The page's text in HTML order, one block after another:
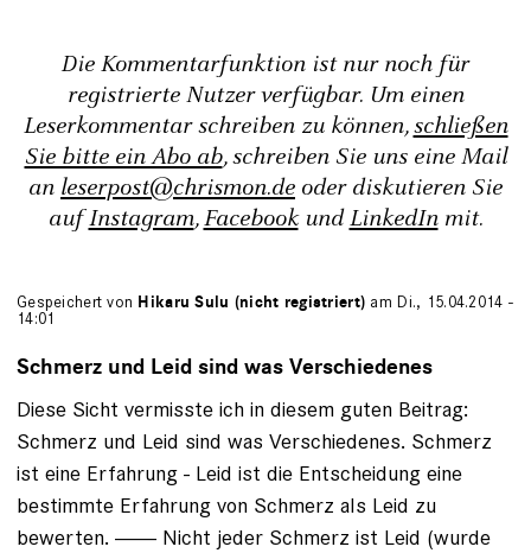
Die Kommentarfunktion ist nur noch für
registrierte Nutzer verfügbar. Um einen
Leserkommentar schreiben zu können,schließen
Sie bitte ein Abo ab, schreiben Sie uns eine Mail
an leserpost@chrismon.de oder diskutieren Sie
aufInstagram,FacebookundLinkedInmit.
Gespeichert von Hikaru Sulu (nicht registriert) am Di., 15.04.2014 -
14:01
Schmerz und Leid sind was Verschiedenes
Diese Sicht vermisste ich in diesem guten Beitrag:
Schmerz und Leid sind was Verschiedenes. Schmerz
ist eine Erfahrung - Leid ist die Entscheidung eine
bestimmte Erfahrung von Schmerz als Leid zu
bewerten. ------- Nicht jeder Schmerz ist Leid (wurde